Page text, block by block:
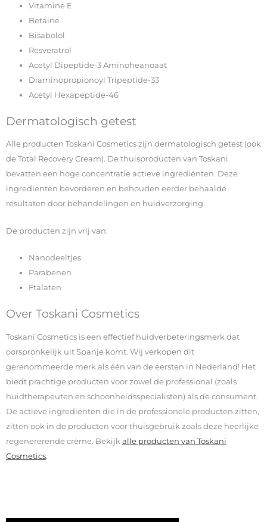
Vitamine E
Betaine
Bisabolol
Resveratrol
Acetyl Dipeptide-3 Aminoheanoaat
Diaminopropionoyl Tripeptide-33
Acetyl Hexapeptide-46
Dermatologisch getest
Alle producten Toskani Cosmetics zijn dermatologisch getest (ook
de Total Recovery Cream). De thuisproducten van Toskani
bevatten een hoge concentratie actieve ingrediënten. Deze
ingrediënten bevorderen en behouden eerder behaalde
resultaten door behandelingen en huidverzorging.
De producten zijn vrij van:
Nanodeeltjes
Parabenen
Ftalaten
Over Toskani Cosmetics
Toskani Cosmetics is een effectief huidverbeteringsmerk dat
oorspronkelijk uit Spanje komt. Wij verkopen dit
gerenommeerde merk als één van de eersten in Nederland! Het
biedt prachtige producten voor zowel de professional (zoals
huidtherapeuten en schoonheidsspecialisten) als de consument.
De actieve ingrediënten die in de professionele producten zitten,
zitten ook in de producten voor thuisgebruik zoals deze heerlijke
regenererende crème. Bekijk alle producten van Toskani
Cosmetics.